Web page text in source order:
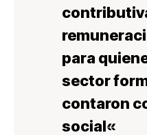
contributi
para
sector
contaron
social«